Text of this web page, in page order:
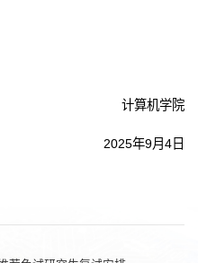
计算机学院
2025年9月4日